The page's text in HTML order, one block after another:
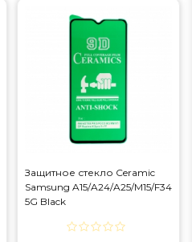
Защитное стекло Ceramic
Samsung A15/A24/A25/M15/F34
5G Black